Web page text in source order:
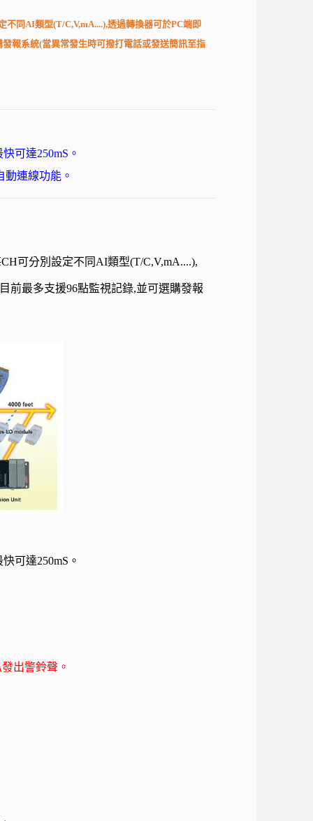
同AI類型(T/C,V,mA....),透過轉換器可於PC端即
報系統(當異常發生時可撥打電話或發送簡訊至指
可達250mS 。
連線功能。
可分別設定不同AI類型(T/C,V,mA....),
前最多支援96點監視記錄,並可選購發報
可達250mS 。
出警鈴聲。